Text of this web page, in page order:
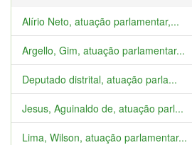
Alírio Neto, atuação parlamentar,...
Argello, Gim, atuação parlamentar...
Deputado distrital, atuação parla...
Jesus, Aguinaldo de, atuação parl...
Lima, Wilson, atuação parlamentar...